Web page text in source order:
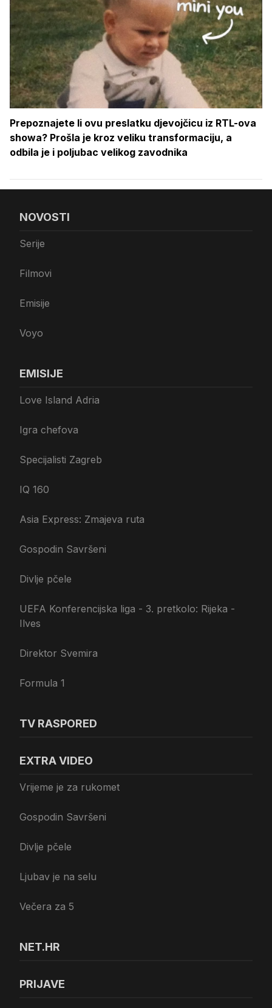
Prepoznajete li ovu preslatku djevojčicu iz RTL-ova
showa? Prošla je kroz veliku transformaciju, a
odbila je i poljubac velikog zavodnika
NOVOSTI
Serije
Filmovi
Emisije
Voyo
EMISIJE
Love Island Adria
Igra chefova
Specijalisti Zagreb
IQ 160
Asia Express: Zmajeva ruta
Gospodin Savršeni
Divlje pčele
UEFA Konferencijska liga - 3. pretkolo: Rijeka -
Ilves
Direktor Svemira
Formula 1
TV RASPORED
EXTRA VIDEO
Vrijeme je za rukomet
Gospodin Savršeni
Divlje pčele
Ljubav je na selu
Večera za 5
NET.HR
PRIJAVE